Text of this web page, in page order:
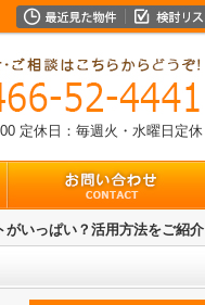
定休日：毎週火・水曜日定休
いっぱい？活用方法をご紹介